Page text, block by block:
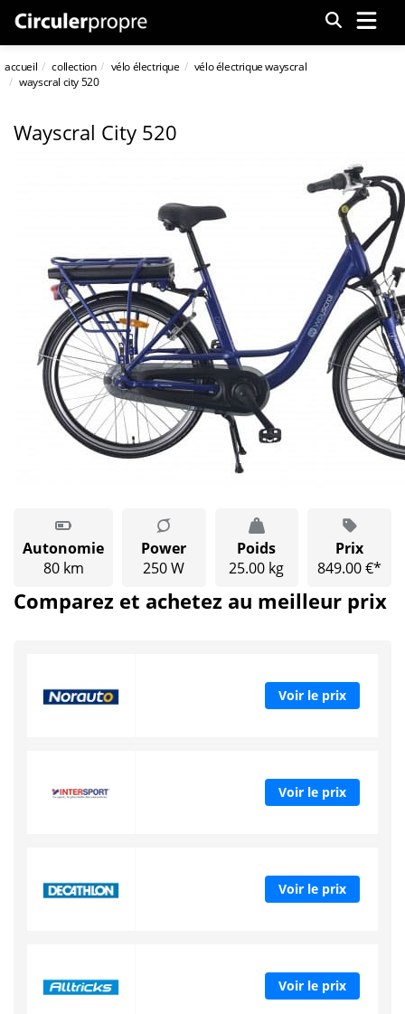
Menu
accueil collection vélo électrique
vélo électrique wayscral
wayscral city 520
Wayscral City 520
Autonomie
80 km
Power
250 W
Poids
25.00 kg
Prix
849.00 €*
Comparez et achetez au meilleur prix
Voir le prix
Voir le prix
Voir le prix
Voir le prix